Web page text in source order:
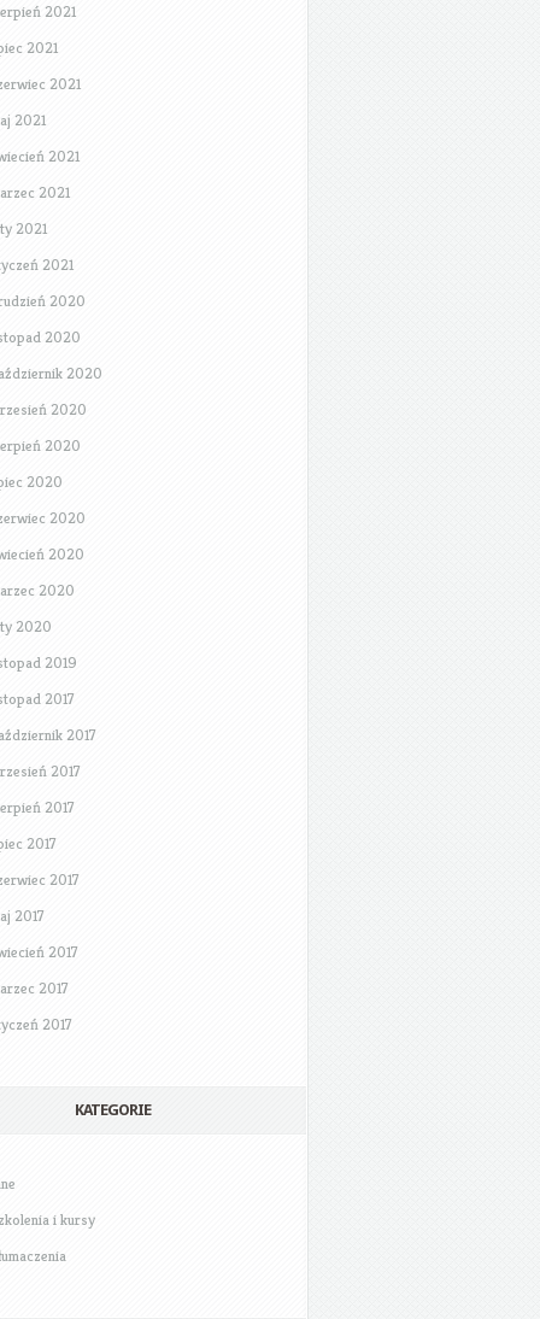
2021
2021
2021
2021
2021
2021
2021
2021
2020
2020
2020
2020
2020
2020
2020
2020
2020
2020
2019
2017
2017
2017
2017
2017
2017
2017
2017
2017
2017
KATEGORIE
i kursy